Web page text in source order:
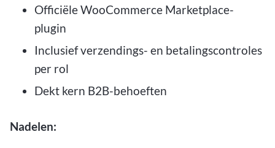
Officiële WooCommerce Marketplace-
plugin
Inclusief verzendings- en betalingscontroles
per rol
Dekt kern B2B-behoeften
Nadelen: